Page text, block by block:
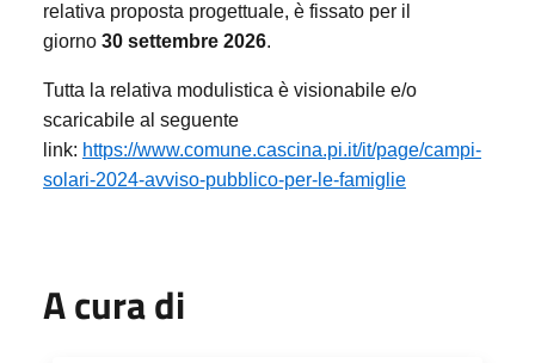
relativa proposta progettuale, è fissato per il
giorno 30 settembre 2026.
Tutta la relativa modulistica è visionabile e/o
scaricabile al seguente
link: https://www.comune.cascina.pi.it/it/page/campi-
solari-2024-avviso-pubblico-per-le-famiglie
A cura di